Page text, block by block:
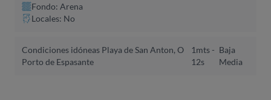
Fondo: Arena
Locales: No
Condiciones idóneas Playa de San Anton, O
Porto de Espasante
1mts -
12s
Baja
Media